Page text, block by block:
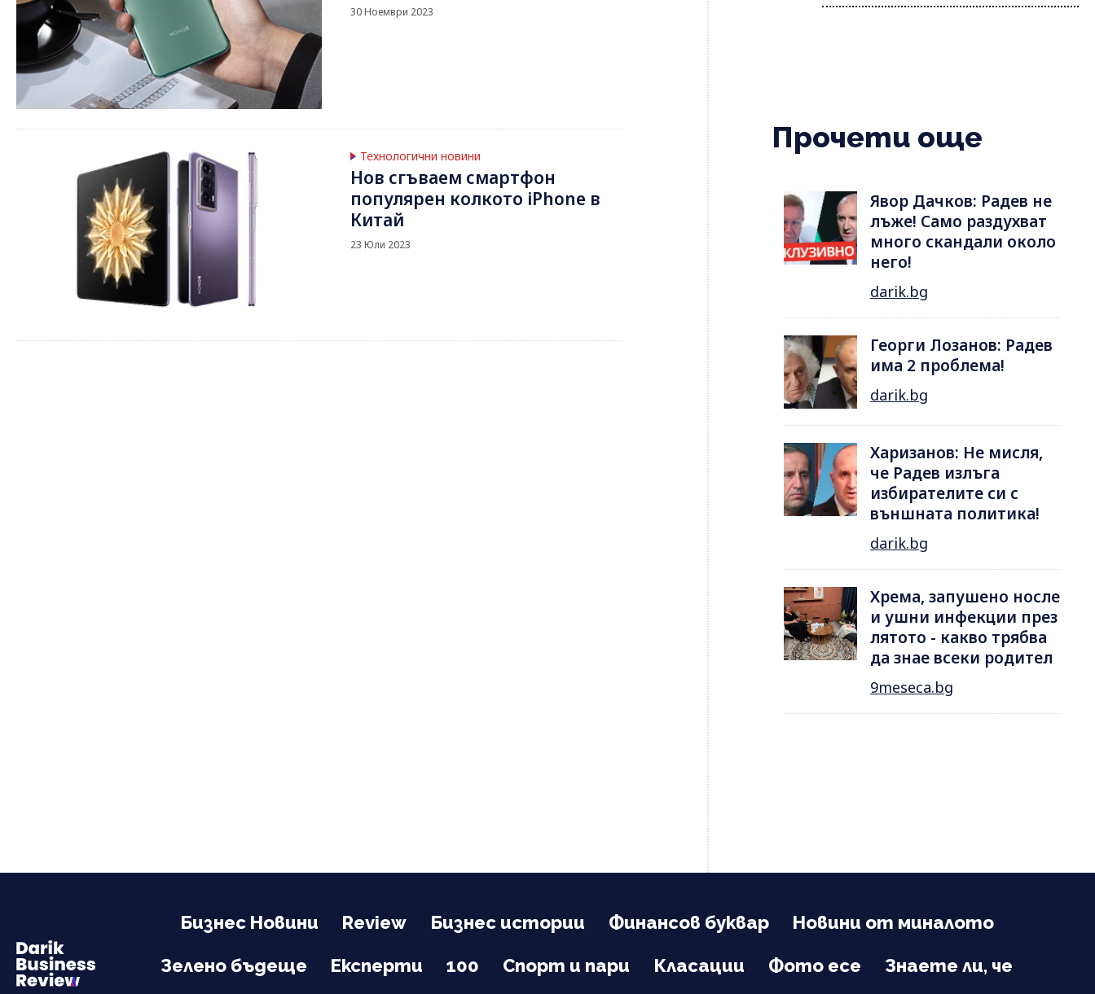
30 Ноември 2023
Технологични новини
Нов сгъваем смартфон
популярен колкото iPhone в
Китай
23 Юли 2023
Прочети още
Явор Дачков: Радев не
лъже! Само раздухват
много скандали около
него!
darik.bg
Георги Лозанов: Радев
има 2 проблема!
darik.bg
Харизанов: Не мисля,
че Радев излъга
избирателите си с
външната политика!
darik.bg
Хрема, запушено носле
и ушни инфекции през
лятотo - какво трябва
да знае всеки родител
9meseca.bg
Бизнес Новини Review Бизнес истории Финансов буквар Новини от миналото
Зелено бъдеще Експерти 100 Спорт и пари Класации Фото есе Знаете ли, че